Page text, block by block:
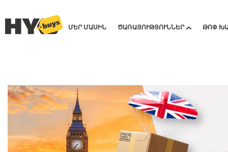
ՄԵՐ ՄԱՍԻՆ ԾԱՌԱՅՈՒԹՅՈՒՆՆԵՐ ԹՈՓ